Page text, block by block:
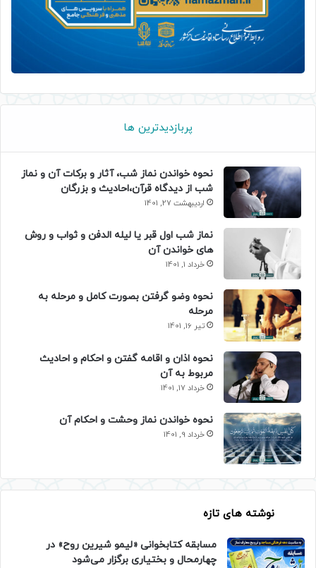
پربازدیدترین ها
نحوه خواندن نماز شب، آثار و برکات آن و نماز
شب از دیدگاه قرآن،احادیث و بزرگان
اردیبهشت 27, 1401
نماز شب اول قبر یا لیله الدفن و ثواب و روش
های خواندن آن
خرداد 1, 1401
نحوه وضو گرفتن بصورت کامل و مرحله به
مرحله
تیر 16, 1401
نحوه اذان و اقامه گفتن و احکام و احادیث
مربوط به آن
خرداد 17, 1401
نحوه خواندن نماز وحشت و احکام آن
خرداد 9, 1401
نوشته های تازه
مسابقه کتابخوانی «لیمو شیرین روح» در
چهارمحال و بختیاری برگزار می‌شود